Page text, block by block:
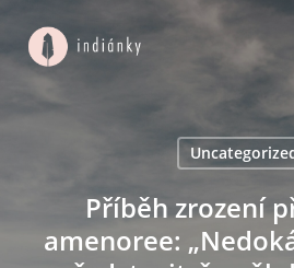
main
content
Příběh zrození
amenoree: